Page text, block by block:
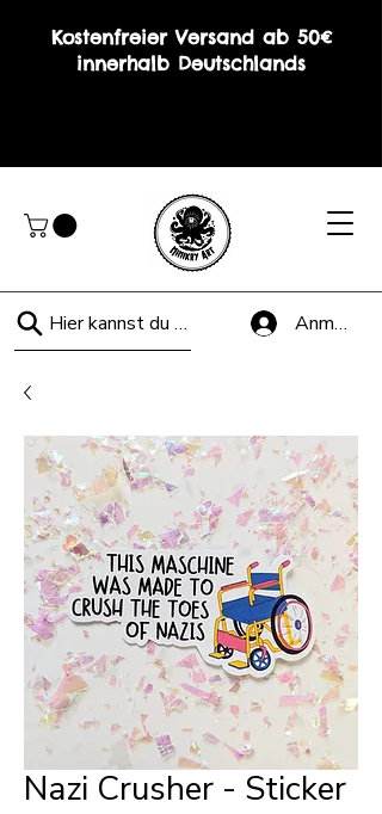
Kostenfreier Versand ab 50€
innerhalb Deutschlands
Hier kannst du suchen! Anmelden
Nazi Crusher - Sticker